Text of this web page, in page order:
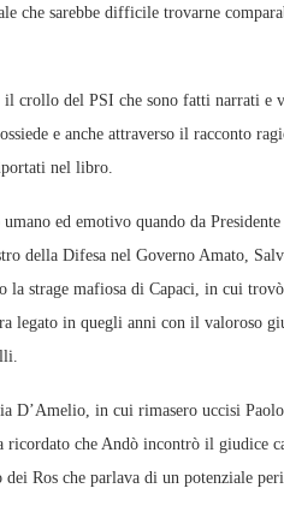
che sarebbe difficile trovarne
crollo del PSI che sono fatti narrati e
e anche attraverso il racconto
nel libro.
ed emotivo quando da
della Difesa nel Governo Amato,
la strage mafiosa di Capaci, in cui
legato in quegli anni con il valoroso
D’Amelio, in cui rimasero uccisi
ricordato che Andò incontrò il giudice
Ros che parlava di un potenziale